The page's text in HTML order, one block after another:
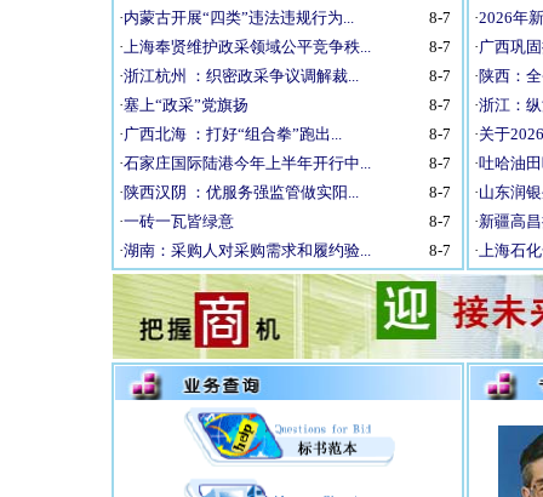
·内蒙古开展“四类”违法违规行为...
8-7
·上海奉贤维护政采领域公平竞争秩...
8-7
·浙江杭州 ：织密政采争议调解裁...
8-7
·塞上“政采”党旗扬
8-7
·广西北海 ：打好“组合拳”跑出...
8-7
·石家庄国际陆港今年上半年开行中...
8-7
·陕西汉阴 ：优服务强监管做实阳...
8-7
·一砖一瓦皆绿意
8-7
·湖南：采购人对采购需求和履约验... 8-7
·2026年
·广西巩
·陕西：
·浙江：
·关于
·吐哈油
·山东润
·新疆高
·上海石